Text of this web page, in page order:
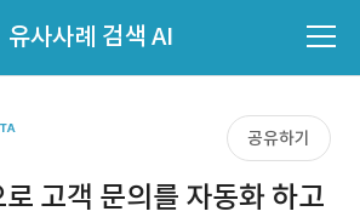
유사사례 검색 AI
공유하기
고객 문의를 자동화 하고